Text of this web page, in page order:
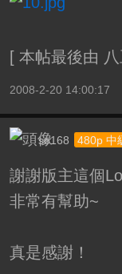
[本帖最後由 八
2008-2-20 14:00:17
so168 480p 中
謝謝版主這個
非常有幫助~
真是感謝！